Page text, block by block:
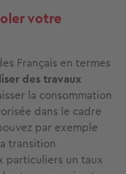
votre
Français en termes
des travaux
la consommation
dans le cadre
par exemple
transition
particuliers un taux